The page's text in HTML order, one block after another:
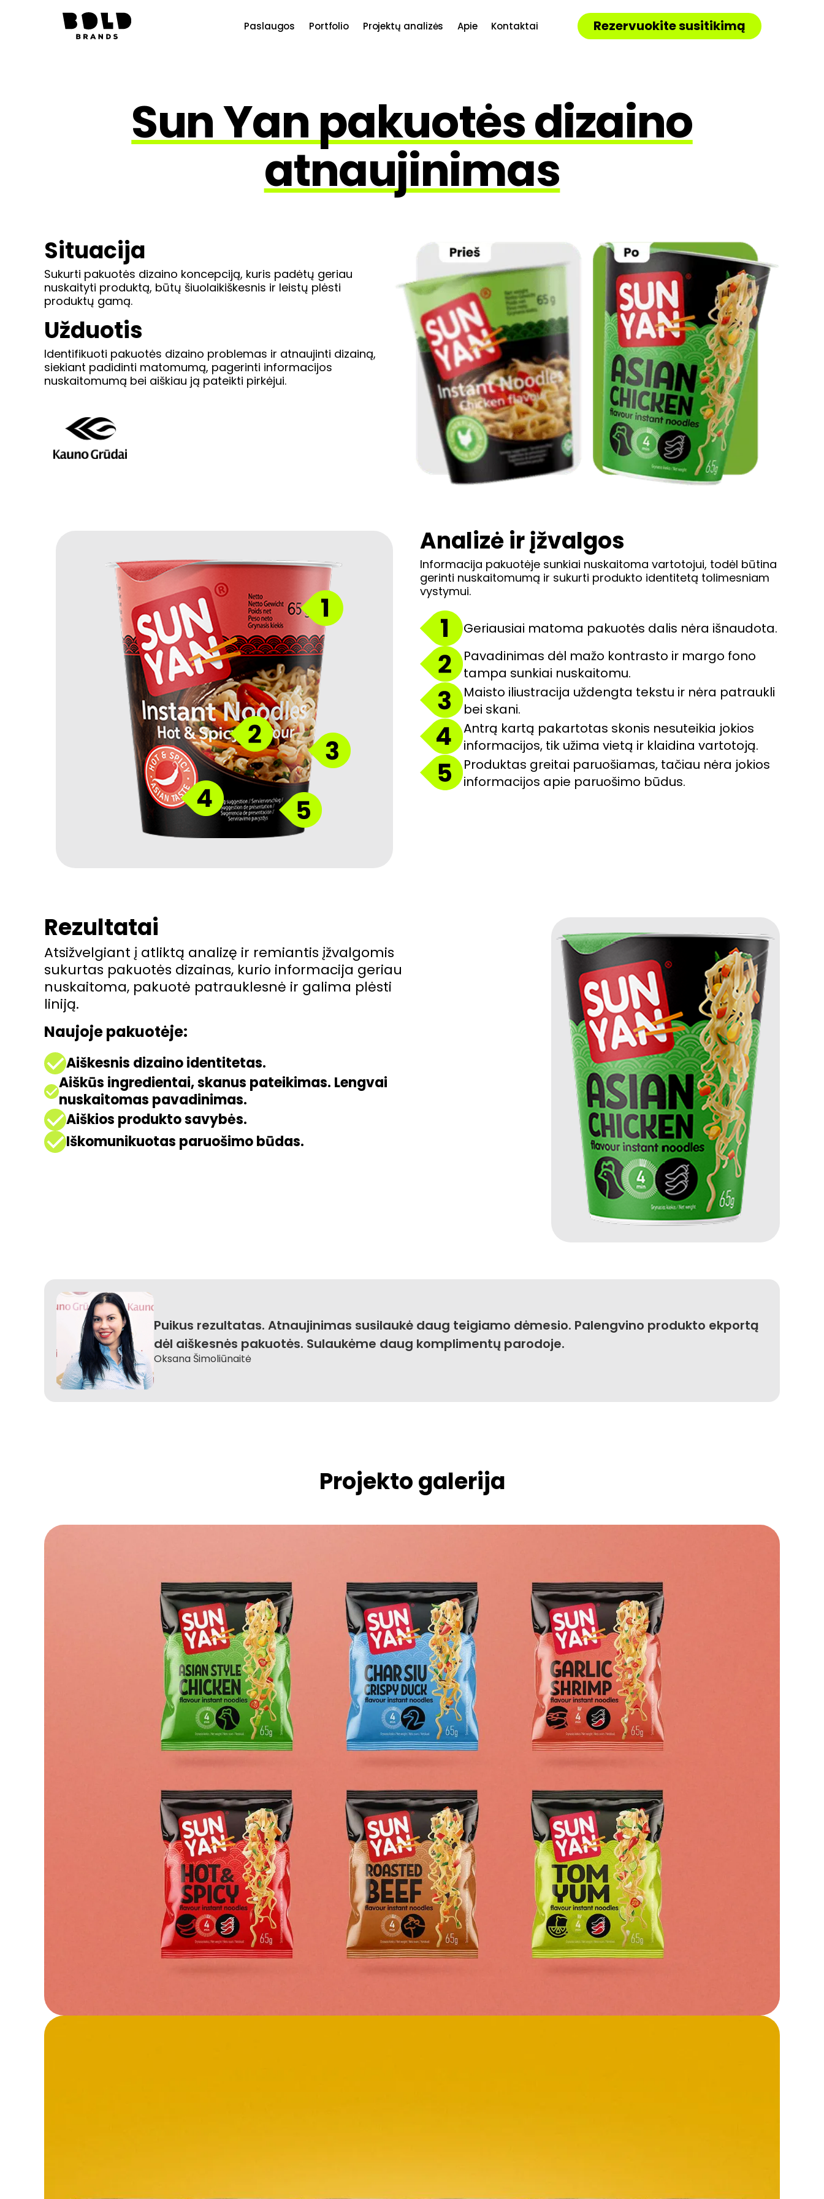
Paslaugos Portfolio Projektų analizės Apie Kontaktai Rezervuokite susitikimą
Sun Yan pakuotės dizaino
atnaujinimas
Situacija
Sukurti pakuotės dizaino koncepciją, kuris padėtų geriau
nuskaityti produktą, būtų šiuolaikiškesnis ir leistų plėsti
produktų gamą.
Užduotis
Identifikuoti pakuotės dizaino problemas ir atnaujinti dizainą,
siekiant padidinti matomumą, pagerinti informacijos
nuskaitomumą bei aiškiau ją pateikti pirkėjui.
Analizė ir įžvalgos
Informacija pakuotėje sunkiai nuskaitoma vartotojui, todėl būtina
gerinti nuskaitomumą ir sukurti produkto identitetą tolimesniam
vystymui.
Geriausiai matoma pakuotės dalis nėra išnaudota.
Pavadinimas dėl mažo kontrasto ir margo fono
tampa sunkiai nuskaitomu.
Maisto iliustracija uždengta tekstu ir nėra patraukli
bei skani.
Antrą kartą pakartotas skonis nesuteikia jokios
informacijos, tik užima vietą ir klaidina vartotoją.
Produktas greitai paruošiamas, tačiau nėra jokios
informacijos apie paruošimo būdus.
Rezultatai
Atsižvelgiant į atliktą analizę ir remiantis įžvalgomis
sukurtas pakuotės dizainas, kurio informacija geriau
nuskaitoma, pakuotė patrauklesnė ir galima plėsti
liniją.
Naujoje pakuotėje:
Aiškesnis dizaino identitetas.
Aiškūs ingredientai, skanus pateikimas. Lengvai
nuskaitomas pavadinimas.
Aiškios produkto savybės.
Iškomunikuotas paruošimo būdas.
Puikus rezultatas. Atnaujinimas susilaukė daug teigiamo dėmesio. Palengvino produkto ekportą
dėl aiškesnės pakuotės. Sulaukėme daug komplimentų parodoje.
Oksana Šimoliūnaitė
Projekto galerija